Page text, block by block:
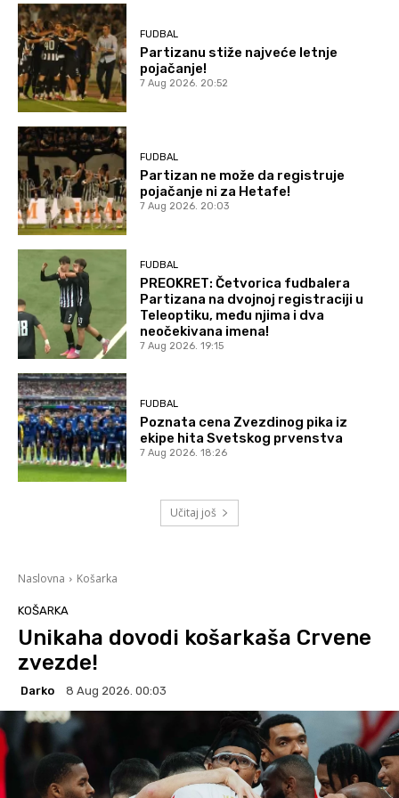
FUDBAL
Partizanu stiže najveće letnje
pojačanje!
7 Aug 2026. 20:52
FUDBAL
Partizan ne može da registruje
pojačanje ni za Hetafe!
7 Aug 2026. 20:03
FUDBAL
PREOKRET: Četvorica fudbalera
Partizana na dvojnoj registraciji u
Teleoptiku, među njima i dva
neočekivana imena!
7 Aug 2026. 19:15
FUDBAL
Poznata cena Zvezdinog pika iz
ekipe hita Svetskog prvenstva
7 Aug 2026. 18:26
Učitaj još